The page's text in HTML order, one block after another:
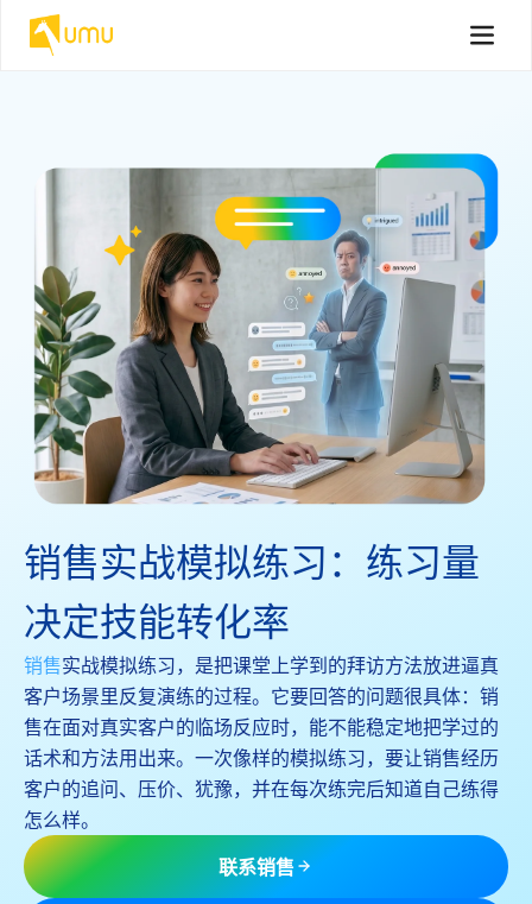
销售实战模拟练习：练习量
决定技能转化率
销售实战模拟练习，是把课堂上学到的拜访方法放进逼真
客户场景里反复演练的过程。它要回答的问题很具体：销
售在面对真实客户的临场反应时，能不能稳定地把学过的
话术和方法用出来。一次像样的模拟练习，要让销售经历
客户的追问、压价、犹豫，并在每次练完后知道自己练得
怎么样。
联系销售